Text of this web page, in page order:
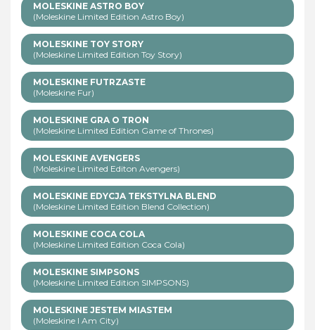
MOLESKINE ASTRO BOY
(Moleskine Limited Edition Astro Boy)
MOLESKINE TOY STORY
(Moleskine Limited Edition Toy Story)
MOLESKINE FUTRZASTE
(Moleskine Fur)
MOLESKINE GRA O TRON
(Moleskine Limited Edition Game of Thrones)
MOLESKINE AVENGERS
(Moleskine Limited Editon Avengers)
MOLESKINE EDYCJA TEKSTYLNA BLEND
(Moleskine Limited Edition Blend Collection)
MOLESKINE COCA COLA
(Moleskine Limited Edition Coca Cola)
MOLESKINE SIMPSONS
(Moleskine Limited Edition SIMPSONS)
MOLESKINE JESTEM MIASTEM
(Moleskine I Am City)